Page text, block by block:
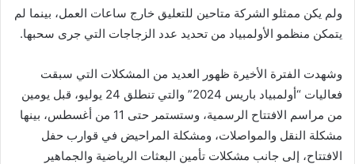
ولم يكن ممثلو الشركة متاحين للتعليق خارج ساعات العمل، بينما لم
يتمكن منظمو الأولمبياد من تحديد عدد الزجاجات التي جرى سحبها.
وشهدت الفترة الأخيرة ظهور العديد من المشكلات التي سبقت
فعاليات “أولمبياد باريس 2024” والتي تنطلق 24 يوليو، قبل يومين
من مراسم الافتتاح الرسمية، وستستمر حتى 11 من أغسطس، بينها
مشكلة النقل والمواصلات، ومشكلة المراحيض في قوارب حفل
الافتتاح، إلى جانب مشكلات تأمين البعثات الرياضية والجماهير